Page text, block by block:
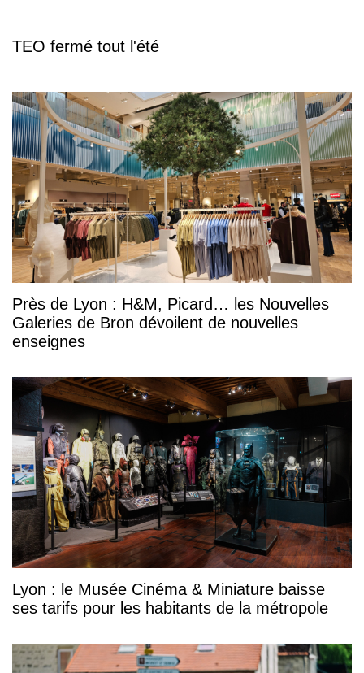
TEO fermé tout l'été
Près de Lyon : H&M, Picard… les Nouvelles
Galeries de Bron dévoilent de nouvelles
enseignes
Lyon : le Musée Cinéma & Miniature baisse
ses tarifs pour les habitants de la métropole